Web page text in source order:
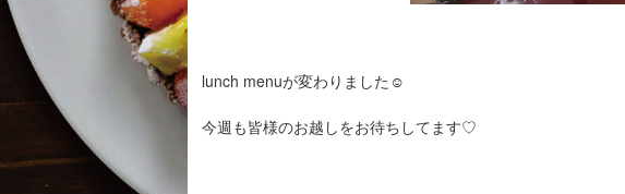
lunch menuが変わりました☺︎
今週も皆様のお越しをお待ちしてます♡